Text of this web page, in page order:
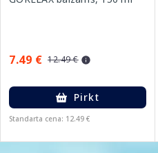
7.49 € 12.49 €
Pirkt
Standarta cena: 12.49 €